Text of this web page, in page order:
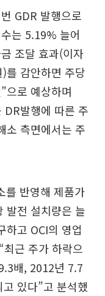
GDR 발행으로
는 5.19% 늘어
조달 효과(이자
를 감안하면 주당
으로 예상하며
DR발행에 따른 주
소 측면에서는 주
를 반영해 제품가
발전 설치량은 늘
하고 OCI의 영업
근 주가 하락으
배, 2012년 7.7
있다”고 분석했